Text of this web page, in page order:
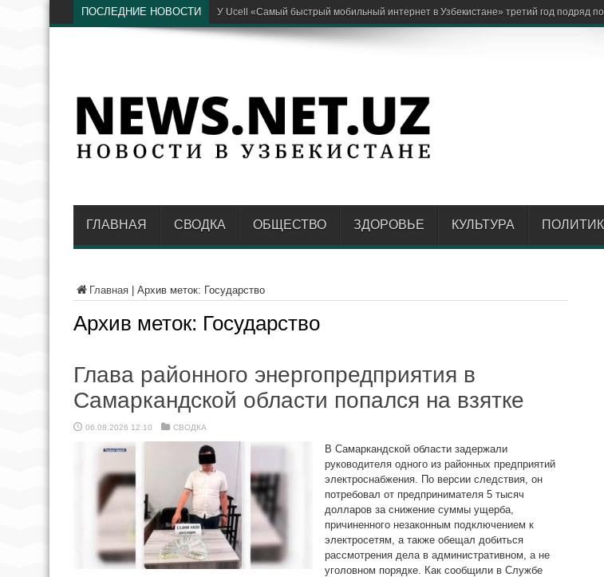
ПОСЛЕДНИЕ НОВОСТИ Глава районного энергоп
ГЛАВНАЯ СВОДКА ОБЩЕСТВО ЗДОРОВЬЕ КУЛЬТУРА
Главная Архив меток: Государство
Архив меток: Государство
Глава районного энергопредприятия в
Самаркандской области попался на взятке
06.08.2026 12:10 СВОДКА
В Самаркандской области задержали
руководителя одного из районных предприятий
электроснабжения. По версии следствия, он
потребовал от предпринимателя 5 тысяч
долларов за снижение суммы ущерба,
причиненного незаконным подключением к
электросетям, а также обещал добиться
рассмотрения дела в административном, а не
уголовном порядке. Как сообщили в Службе